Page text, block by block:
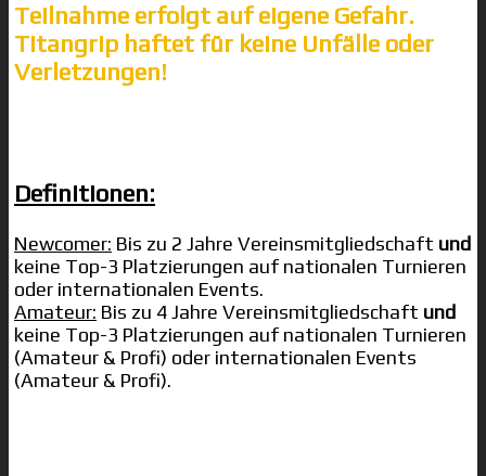
Teilnahme erfolgt auf eigene Gefahr.
Titangrip haftet für keine Unfälle oder
Verletzungen!
Definitionen:
Newcomer: Bis zu 2 Jahre Vereinsmitgliedschaft und
keine Top-3 Platzierungen auf nationalen Turnieren
oder internationalen Events.
Amateur: Bis zu 4 Jahre Vereinsmitgliedschaft und
keine Top-3 Platzierungen auf nationalen Turnieren
(Amateur & Profi) oder internationalen Events
(Amateur & Profi).